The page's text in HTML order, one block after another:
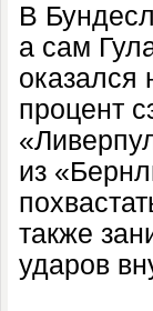
В
а сам
оказался
процент
из
также
ударов